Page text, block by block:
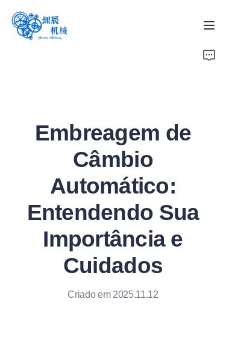
Embreagem de
Câmbio
Automático:
Entendendo Sua
Importância e
Cuidados
Criado em 2025.11.12
Sobre nós
Contate-nos